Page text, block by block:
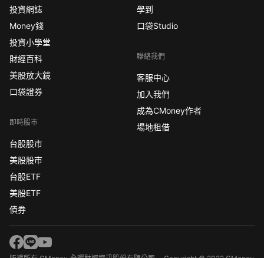
投資網誌
Money錢
投資小學堂
財經百科
美股放大鏡
口袋證券
即時股市
台股股市
美股股市
台股ETF
美股ETF
債券
學到
口袋Studio
聯絡我們
客服中心
加入我們
成為CMoney作者
場地租借